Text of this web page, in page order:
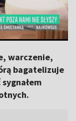
warczenie,
bagatelizuje